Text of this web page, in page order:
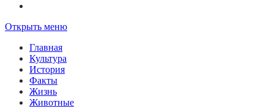
Открыть меню
Главная
Культура
История
Факты
Жизнь
Животные